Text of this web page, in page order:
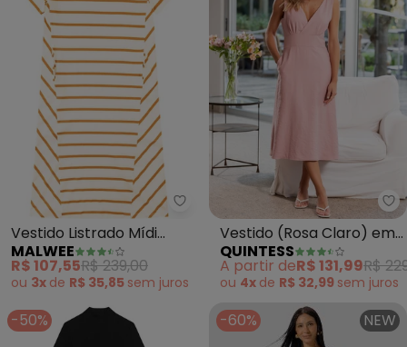
Malwee - Vestido Listrado Mídi
Vestido Listrado Mídi
(Amarelo)
MALWEE
R$ 107,55R$ 239,00
ou 3x de R$ 35,85 sem juros
Vestido (Rosa Claro) em
Viscose com Poliéster
QUINTESS
A partir deR$ 131,99R$
ou 4x de R$ 32,99 sem juros
-50% -60% NEW